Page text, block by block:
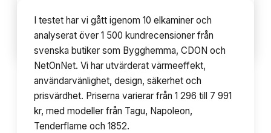
Innehållsförteckning 10avsnitt
I testet har vi gått igenom 10 elkaminer och
analyserat över 1 500 kundrecensioner från
svenska butiker som Bygghemma, CDON och
NetOnNet. Vi har utvärderat värmeeffekt,
användarvänlighet, design, säkerhet och
prisvärdhet. Priserna varierar från 1 296 till 7 991
kr, med modeller från Tagu, Napoleon,
Tenderflame och 1852.